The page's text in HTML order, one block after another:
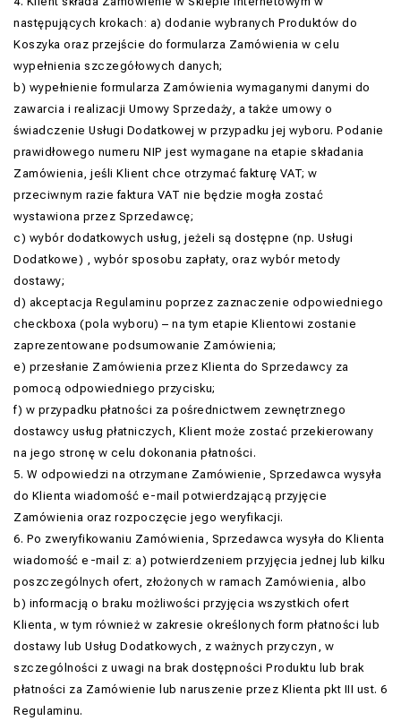
następujących krokach: a) dodanie wybranych Produktów do
Koszyka oraz przejście do formularza Zamówienia w celu
wypełnienia szczegółowych danych;
b) wypełnienie formularza Zamówienia wymaganymi danymi do
zawarcia i realizacji Umowy Sprzedaży, a także umowy o
świadczenie Usługi Dodatkowej w przypadku jej wyboru. Podanie
prawidłowego numeru NIP jest wymagane na etapie składania
Zamówienia, jeśli Klient chce otrzymać fakturę VAT; w
przeciwnym razie faktura VAT nie będzie mogła zostać
wystawiona przez Sprzedawcę;
c) wybór dodatkowych usług, jeżeli są dostępne (np. Usługi
Dodatkowe) , wybór sposobu zapłaty, oraz wybór metody
dostawy;
d) akceptacja Regulaminu poprzez zaznaczenie odpowiedniego
checkboxa (pola wyboru) – na tym etapie Klientowi zostanie
zaprezentowane podsumowanie Zamówienia;
e) przesłanie Zamówienia przez Klienta do Sprzedawcy za
pomocą odpowiedniego przycisku;
f) w przypadku płatności za pośrednictwem zewnętrznego
dostawcy usług płatniczych, Klient może zostać przekierowany
na jego stronę w celu dokonania płatności.
5. W odpowiedzi na otrzymane Zamówienie, Sprzedawca wysyła
do Klienta wiadomość e-mail potwierdzającą przyjęcie
Zamówienia oraz rozpoczęcie jego weryfikacji.
6. Po zweryfikowaniu Zamówienia, Sprzedawca wysyła do Klienta
wiadomość e-mail z: a) potwierdzeniem przyjęcia jednej lub kilku
poszczególnych ofert, złożonych w ramach Zamówienia, albo
b) informacją o braku możliwości przyjęcia wszystkich ofert
Klienta, w tym również w zakresie określonych form płatności lub
dostawy lub Usług Dodatkowych, z ważnych przyczyn, w
szczególności z uwagi na brak dostępności Produktu lub brak
płatności za Zamówienie lub naruszenie przez Klienta pkt III ust. 6
Regulaminu.